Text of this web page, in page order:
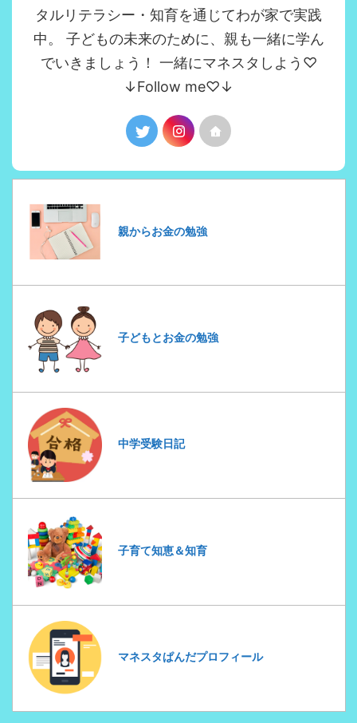
タルリテラシー・知育を通じてわが家で実践
中。 子どもの未来のために、親も一緒に学ん
でいきましょう！ 一緒にマネスタしよう♡
↓Follow me♡↓
親からお金の勉強
子どもとお金の勉強
中学受験日記
子育て知恵＆知育
マネスタぱんだプロフィール